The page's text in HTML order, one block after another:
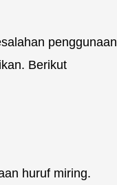
penggunaan
Berikut
huruf miring.